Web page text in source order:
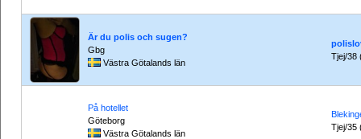
Är du polis och sugen?
Gbg
Västra Götalands län
Tjej/38
På hotellet
Göteborg
Västra Götalands län
Tjej/35